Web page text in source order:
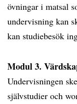
övningar i matsal
undervisning kan
kan studiebesök
Modul 3.
Undervisningen
självstudier och